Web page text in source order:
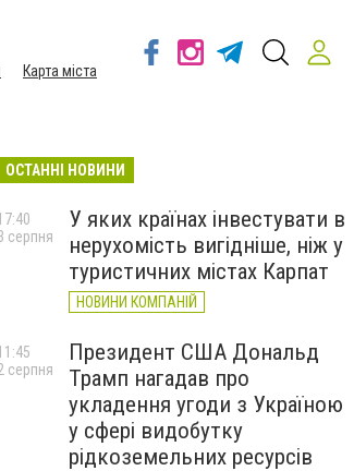
Карта міста
ОСТАННІ НОВИНИ
У яких країнах інвестувати в
нерухомість вигідніше, ніж у
туристичних містах Карпат
НОВИНИ КОМПАНІЙ
серпня
Президент США Дональд
Трамп нагадав про
укладення угоди з Україною
у сфері видобутку
рідкоземельних ресурсів
серпня